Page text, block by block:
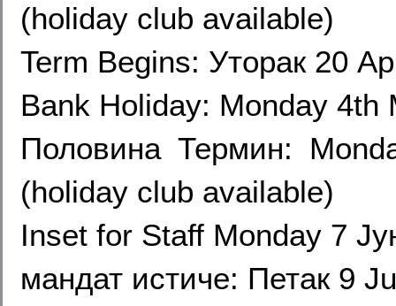
(holiday club available)
Term Begins: Уторак 20
Bank Holiday: Monday 4th
Половина Термин:
(holiday club available)
Inset for Staff Monday 7
мандат истиче: Петак 9